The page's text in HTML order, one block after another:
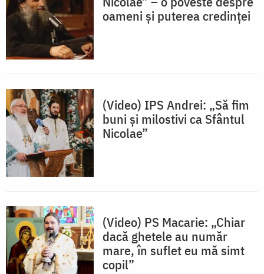
oameni și puterea credinței
(Video) IPS Andrei: „Să fim
buni și milostivi ca Sfântul
Nicolae”
(Video) PS Macarie: „Chiar
dacă ghetele au număr
mare, în suflet eu mă simt
copil”